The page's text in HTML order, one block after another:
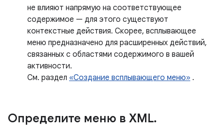
не влияют напрямую на соответствующее
содержимое — для этого существуют
контекстные действия. Скорее, всплывающее
меню предназначено для расширенных действий,
связанных с областями содержимого в вашей
активности.
См. раздел «Создание всплывающего меню» .
Определите меню в XML.